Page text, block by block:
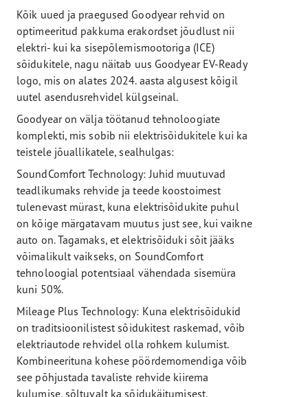
Kõik uued ja praegused Goodyear rehvid on
optimeeritud pakkuma erakordset jõudlust nii
elektri- kui ka sisepõlemismootoriga (ICE)
sõidukitele, nagu näitab uus Goodyear EV-Ready
logo, mis on alates 2024. aasta algusest kõigil
uutel asendusrehvidel külgseinal.
Goodyear on välja töötanud tehnoloogiate
komplekti, mis sobib nii elektrisõidukitele kui ka
teistele jõuallikatele, sealhulgas:
SoundComfort Technology: Juhid muutuvad
teadlikumaks rehvide ja teede koostoimest
tulenevast mürast, kuna elektrisõidukite puhul
on kõige märgatavam muutus just see, kui vaikne
auto on. Tagamaks, et elektrisõiduki sõit jääks
võimalikult vaikseks, on SoundComfort
tehnoloogial potentsiaal vähendada sisemüra
kuni 50%.
Mileage Plus Technology: Kuna elektrisõidukid
on traditsioonilistest sõidukitest raskemad, võib
elektriautode rehvidel olla rohkem kulumist.
Kombineerituna kohese pöördemomendiga võib
see põhjustada tavaliste rehvide kiirema
kulumise, sõltuvalt ka sõidukäitumisest.